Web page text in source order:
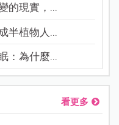
的現實，...
半植物人...
：為什麼...
看更多